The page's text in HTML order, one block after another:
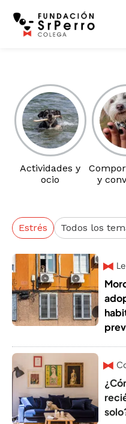
Actividades y
ocio
y
Todos los
Estrés